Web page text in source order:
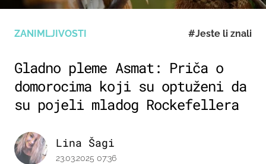
ZANIMLJIVOSTI #Jeste li znali
Gladno pleme Asmat: Priča o
domorocima koji su optuženi da
su pojeli mladog Rockefellera
Lina Šagi
23.03.2025 07:36